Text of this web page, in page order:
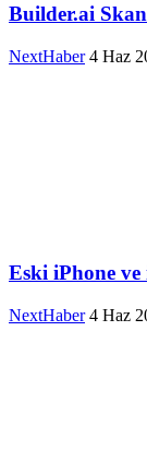
Builder.ai
NextHaber 4 Haz
Eski iPhone
NextHaber 4 Haz